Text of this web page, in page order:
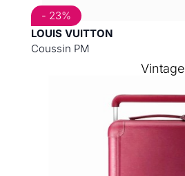
LOUIS VUITTON
Coussin PM
- 23%
Vintage